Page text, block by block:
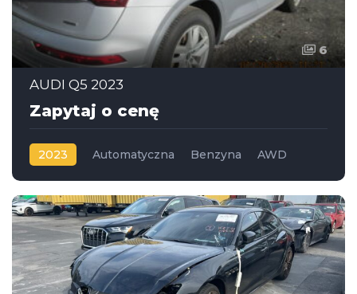
6
AUDI Q5 2023
Zapytaj o cenę
2023 Automatyczna Benzyna AWD